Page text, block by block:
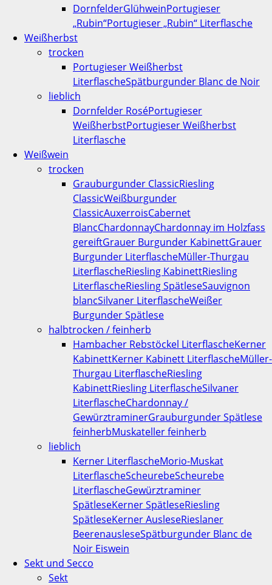
DornfelderGlühweinPortugieser
„Rubin“Portugieser „Rubin“ Literflasche
Weißherbst
trocken
Portugieser Weißherbst
LiterflascheSpätburgunder Blanc de Noir
lieblich
Dornfelder RoséPortugieser
WeißherbstPortugieser Weißherbst
Literflasche
Weißwein
trocken
Grauburgunder ClassicRiesling
ClassicWeißburgunder
ClassicAuxerroisCabernet
BlancChardonnayChardonnay im Holzfass
gereiftGrauer Burgunder KabinettGrauer
Burgunder LiterflascheMüller-Thurgau
LiterflascheRiesling KabinettRiesling
LiterflascheRiesling SpätleseSauvignon
blancSilvaner LiterflascheWeißer
Burgunder Spätlese
halbtrocken / feinherb
Hambacher Rebstöckel LiterflascheKerner
KabinettKerner Kabinett LiterflascheMüller-
Thurgau LiterflascheRiesling
KabinettRiesling LiterflascheSilvaner
LiterflascheChardonnay /
GewürztraminerGrauburgunder Spätlese
feinherbMuskateller feinherb
lieblich
Kerner LiterflascheMorio-Muskat
LiterflascheScheurebeScheurebe
LiterflascheGewürztraminer
SpätleseKerner SpätleseRiesling
SpätleseKerner AusleseRieslaner
BeerenausleseSpätburgunder Blanc de
Noir Eiswein
Sekt und Secco
Sekt